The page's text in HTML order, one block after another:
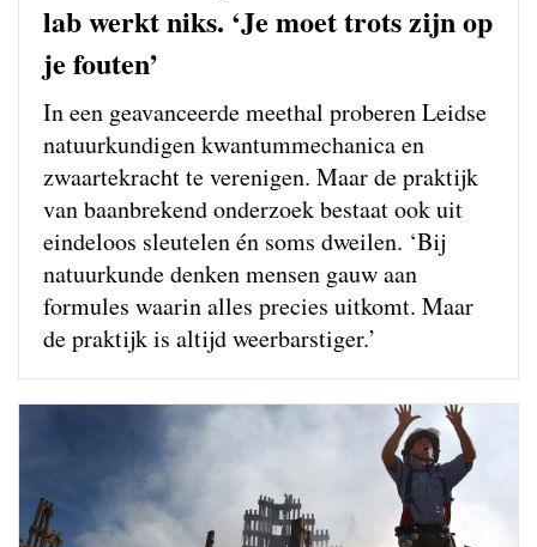
lab werkt niks. ‘Je moet trots zijn op
je fouten’
In een geavanceerde meethal proberen Leidse
natuurkundigen kwantum­mechanica en
zwaartekracht te verenigen. Maar de praktijk
van baanbrekend onderzoek bestaat ook uit
eindeloos sleutelen én soms dweilen. ‘Bij
natuurkunde denken mensen gauw aan
formules waarin alles precies uitkomt. Maar
de praktijk is altijd weerbarstiger.’